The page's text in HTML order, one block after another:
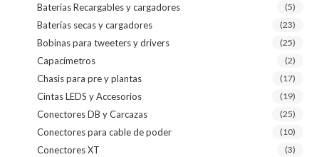
Baterías Recargables y cargadores (5)
Baterías secas y cargadores (23)
Bobinas para tweeters y drivers (25)
Capacímetros (2)
Chasis para pre y plantas (17)
Cintas LEDS y Accesorios (19)
Conectores DB y Carcazas (25)
Conectores para cable de poder (10)
Conectores XT (3)